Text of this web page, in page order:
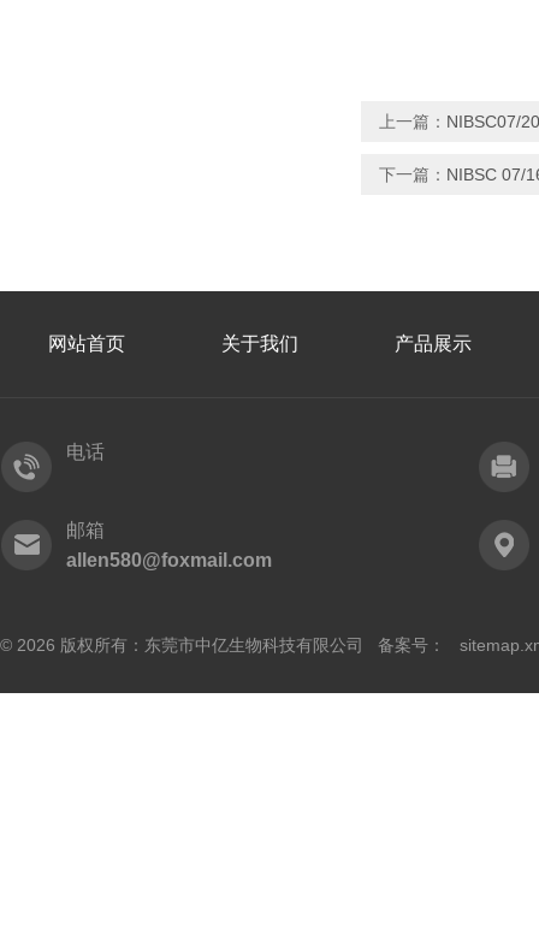
上一篇： NIBSC07/
下一篇： NIBSC 07/
网站首页 关于我们 产品展示
电话
邮箱
allen580@foxmail.com
© 2026 版权所有：东莞市中亿生物科技有限公司 备案号：